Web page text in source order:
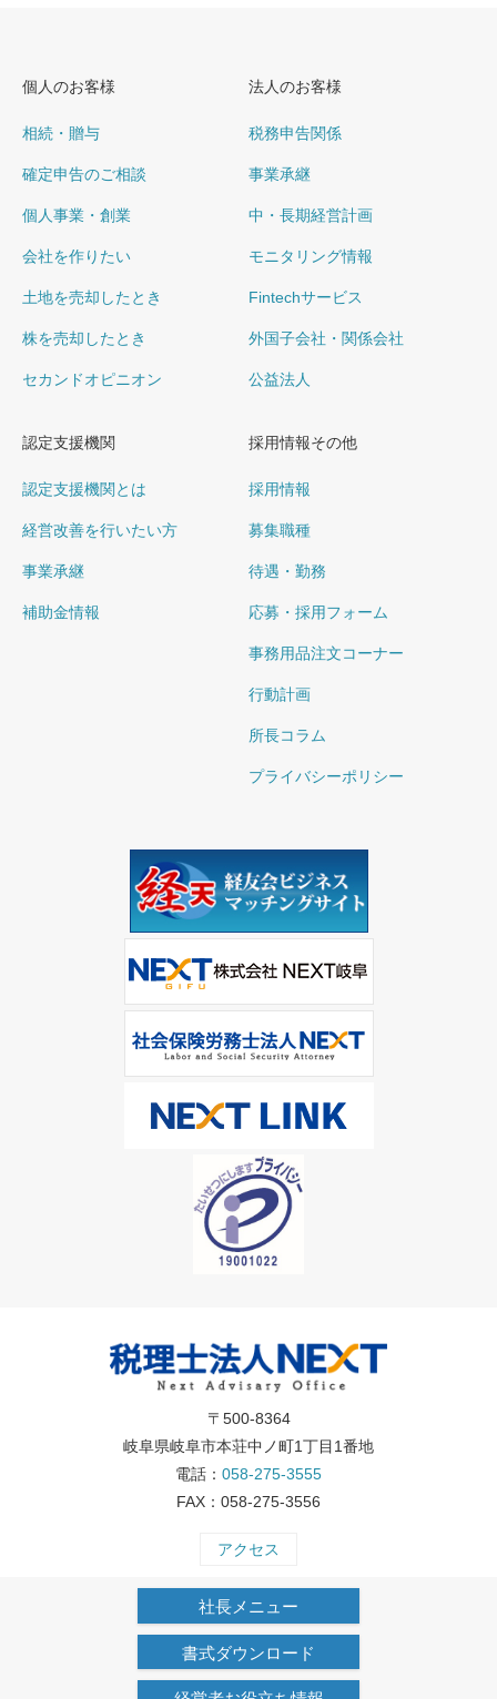
個人のお客様
相続・贈与
確定申告のご相談
個人事業・創業
会社を作りたい
土地を売却したとき
株を売却したとき
セカンドオピニオン
法人のお客様
税務申告関係
事業承継
中・長期経営計画
モニタリング情報
Fintechサービス
外国子会社・関係会社
公益法人
認定支援機関
認定支援機関とは
経営改善を行いたい方
事業承継
補助金情報
採用情報その他
採用情報
募集職種
待遇・勤務
応募・採用フォーム
事務用品注文コーナー
行動計画
所長コラム
プライバシーポリシー
〒500-8364
岐阜県岐阜市本荘中ノ町1丁目1番地
電話： 058-275-3555
FAX：058-275-3556
アクセス
社長メニュー
書式ダウンロード